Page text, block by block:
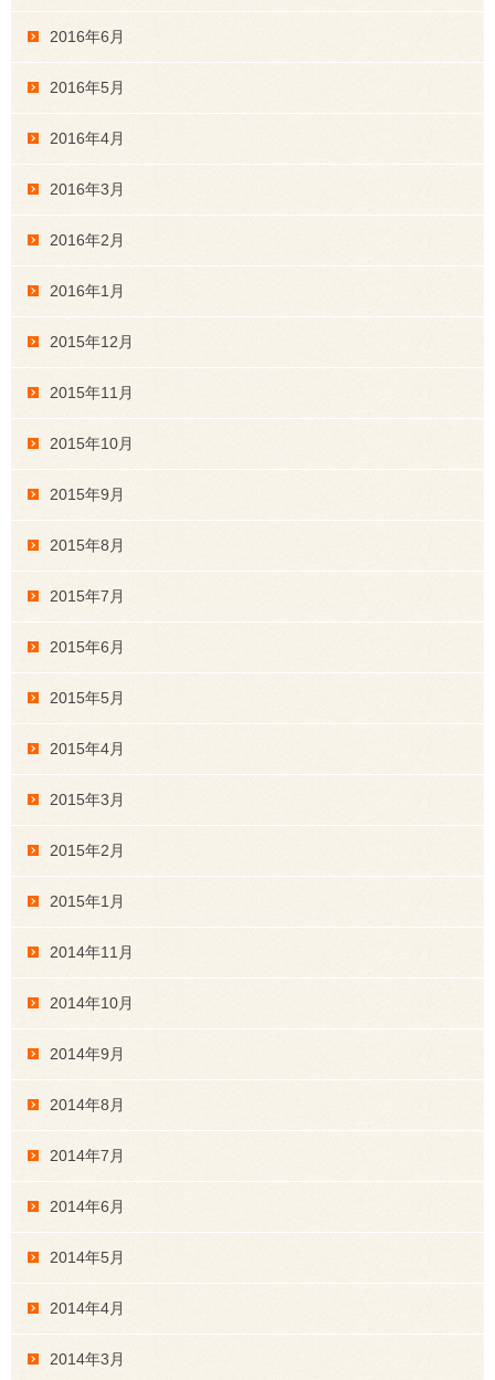
2016年6月
2016年5月
2016年4月
2016年3月
2016年2月
2016年1月
2015年12月
2015年11月
2015年10月
2015年9月
2015年8月
2015年7月
2015年6月
2015年5月
2015年4月
2015年3月
2015年2月
2015年1月
2014年11月
2014年10月
2014年9月
2014年8月
2014年7月
2014年6月
2014年5月
2014年4月
2014年3月